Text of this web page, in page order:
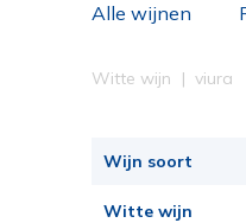
Alle wijnen
Witte wijn viura
Wijn soort
Witte wijn